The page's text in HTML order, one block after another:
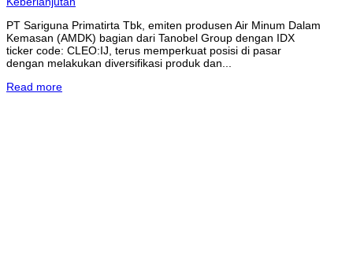
PT Sariguna Primatirta Tbk, emiten produsen Air Minum Dalam
Kemasan (AMDK) bagian dari Tanobel Group dengan IDX
ticker code: CLEO:IJ, terus memperkuat posisi di pasar
dengan melakukan diversifikasi produk dan...
Read more